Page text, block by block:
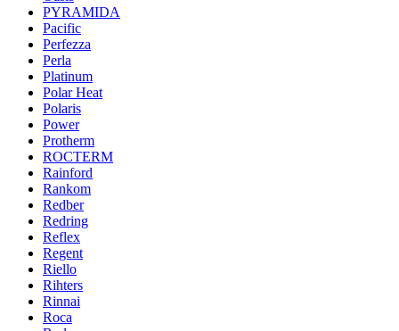
PYRAMIDA
Pacific
Perfezza
Perla
Platinum
Polar Heat
Polaris
Power
Protherm
ROCTERM
Rainford
Rankom
Redber
Redring
Reflex
Regent
Riello
Rihters
Rinnai
Roca